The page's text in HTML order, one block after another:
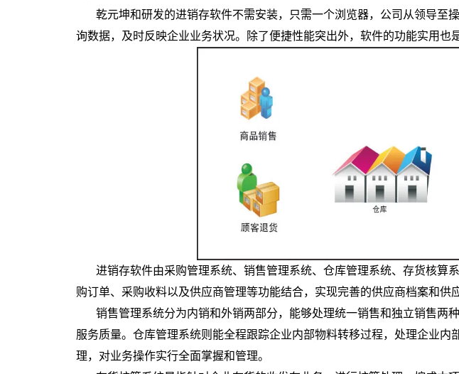
乾元坤和研发的进销存软件不需安装，只需一个浏览器，公司从领导至
询数据，及时反映企业业务状况。除了便捷性能突出外，软件的功能实用也
进销存软件由采购管理系统、销售管理系统、仓库管理系统、存货核算
购订单、采购收料以及供应商管理等功能结合，实现完善的供应商档案和供
销售管理系统分为内销和外销两部分，能够处理统一销售和独立销售两
服务质量。仓库管理系统则能全程跟踪企业内部物料转移过程，处理企业内
理，对业务操作实行全面掌握和管理。